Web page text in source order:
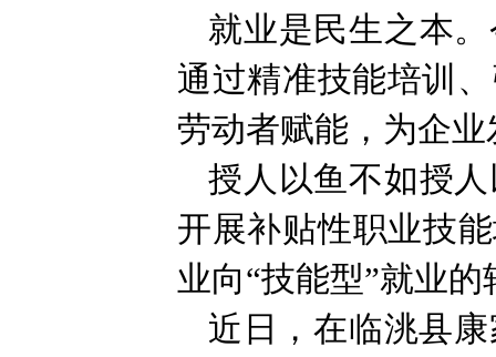
就业是民生之本
通过精准技能培训
劳动者赋能，为企
授人以鱼不如授
开展补贴性职业技
业向“技能型”就业的
近日，在临洮县